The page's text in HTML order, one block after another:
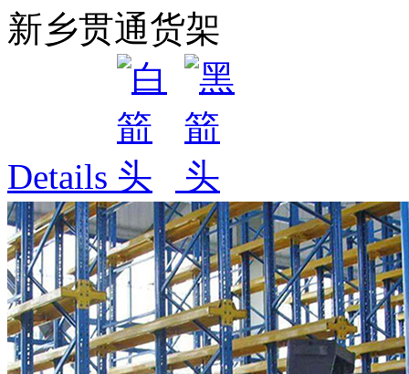
新乡贯通货架
Details